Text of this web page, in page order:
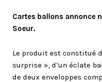
Cartes ballons annonce
Soeur.
Le produit est constitué
surprise », d’un éclate
de deux enveloppes